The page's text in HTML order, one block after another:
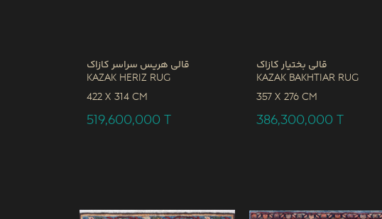
قالی هریس سراسر کازاک
Kazak Heriz Rug
422 x 314 CM
519,600,000 T
قالی بختیار کازاک
Kazak Bakhtiar Rug
357 x 276 CM
386,300,000 T